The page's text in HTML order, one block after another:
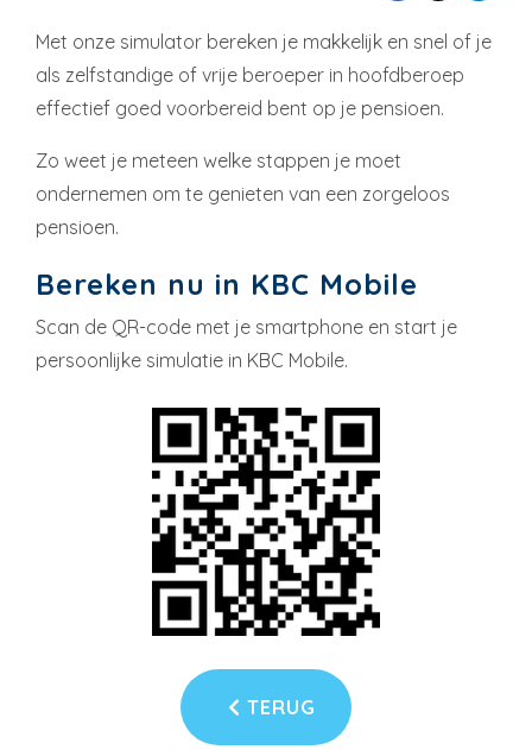
Met onze simulator bereken je makkelijk en snel of je
als zelfstandige of vrije beroeper in hoofdberoep
effectief goed voorbereid bent op je pensioen.
Zo weet je meteen welke stappen je moet
ondernemen om te genieten van een zorgeloos
pensioen.
Bereken nu in KBC Mobile
Scan de QR-code met je smartphone en start je
persoonlijke simulatie in KBC Mobile.
TERUG